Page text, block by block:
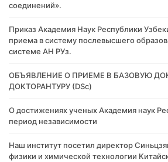
соединений».
Приказ Академия Наук Республики
приема в систему послевысшего
системе АН РУз.
​ОБЪЯВЛЕНИЕ О ПРИЕМЕ В БАЗОВУЮ
ДОКТОРАНТУРУ (DSc)
О достижениях ученых Академия наук
период независимости
Наш институт посетил директор
физики и химической технологии